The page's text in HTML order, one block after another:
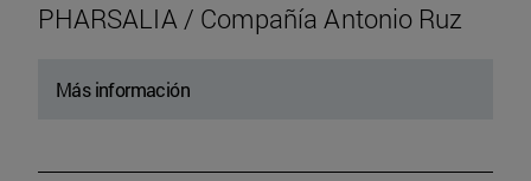
PHARSALIA / Compañía Antonio Ruz
Más información